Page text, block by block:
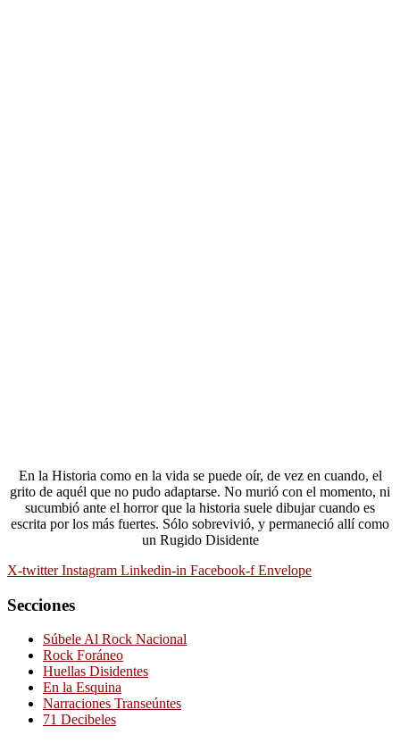
En la Historia como en la vida se puede oír, de vez en cuando, el
grito de aquél que no pudo adaptarse. No murió con el momento, ni
sucumbió ante el horror que la historia suele dibujar cuando es
escrita por los más fuertes. Sólo sobrevivió, y permaneció allí como
un Rugido Disidente
X-twitter Instagram Linkedin-in Facebook-f Envelope
Secciones
Súbele Al Rock Nacional
Rock Foráneo
Huellas Disidentes
En la Esquina
Narraciones Transeúntes
71 Decibeles